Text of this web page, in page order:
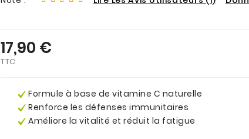
17,90 €
TTC
Formule à base de vitamine C naturelle
Renforce les défenses immunitaires
Améliore la vitalité et réduit la fatigue